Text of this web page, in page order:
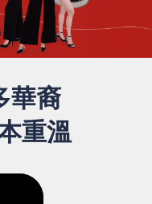
華裔
重溫